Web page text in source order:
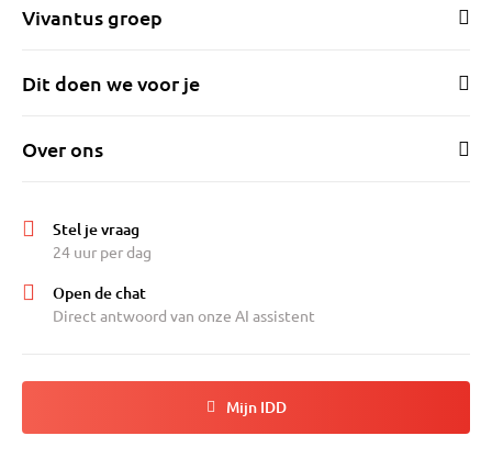
praktijk is het nu te groot voor mij alleen.
Vivantus groep
Dit doen we voor je
Over ons
Stel je vraag
24 uur per dag
Open de chat
Direct antwoord van onze AI assistent
Mijn IDD